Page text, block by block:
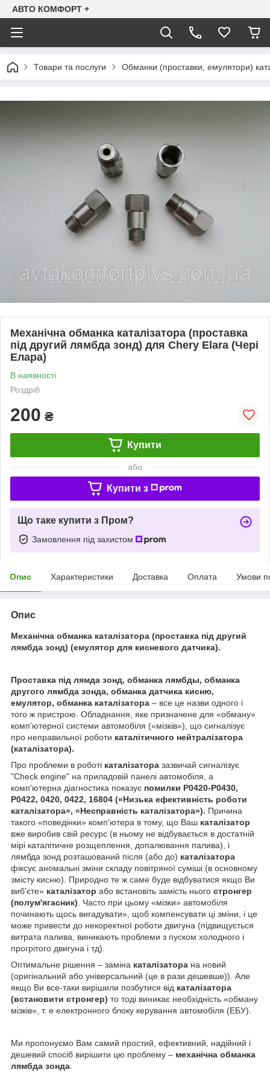
АВТО КОМФОРТ +
Товари та послуги Обманки (проставки, емулятори)
Механічна обманка каталізатора (проставка
під другий лямбда зонд) для Chery Elara (Чері
Елара)
В наявності
Роздріб
200 ₴
Купити
або
Купити з
Що таке купити з Пром?
Замовлення під захистом
Опис Характеристики Доставка Оплата Умови
Опис
Механічна обманка каталізатора (проставка під другий
лямбда зонд) (емулятор для кисневого датчика).
Проставка під лямда зонд, обманка лямбды, обманка
другого лямбда зонда, обманка датчика кисню,
емулятор, обманка каталізатора – все це назви одного і
того ж пристрою. Обладнання, яке призначене для «обману»
комп'ютерної системи автомобіля («мізків»), що сигналізує
про неправильної роботи каталітичного нейтралізатора
(каталізатора).
Про проблеми в роботі каталізатора зазвичай сигналізує
"Check engine" на приладовій панелі автомобіля, а
комп'ютерна діагностика показує помилки P0420-P0430,
P0422, 0420, 0422, 16804 («Низька ефективність роботи
каталізатора», «Несправність каталізатора»). Причина
такого «поведінки» комп'ютера в тому, що Ваш каталізатор
вже виробив свій ресурс (в ньому не відбувається в достатній
мірі каталітичне розщеплення, допалювання палива), і
лямбда зонд розташований після (або до) каталізатора
фіксує аномальні зміни складу повітряної суміші (в основному
змісту кисню). Природно те ж саме буде відбуватися якщо Ви
виб'єте» каталізатор або встановіть замість нього стронгер
(полум'ягасник) . Часто при цьому «мізки» автомобіля
починають щось вигадувати», щоб компенсувати ці зміни, і це
може привести до некоректної роботи двигуна (підвищується
витрата палива, виникають проблеми з пуском холодного і
прогрітого двигуна і тд).
Оптимальне рішення – заміна каталізатора на новий
(оригінальний або універсальний (це в рази дешевше)). Але
якщо Ви все-таки вирішили позбутися від каталізатора
(встановити стронгер) то тоді виникає необхідність «обману
мізків», т. е електронного блоку керування автомобіля (ЕБУ).
Ми пропонуємо Вам самий простий, ефективний, надійний і
дешевий спосіб вирішити цю проблему – механічна обманка
лямбда зонда